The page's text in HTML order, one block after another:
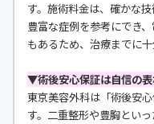
す。施術料金は、確かな
豊富な症例を参考にでき
もあるため、治療までに十
▼術後安心保証は自信の
東京美容外科は「術後安
す。二重整形や豊胸といっ